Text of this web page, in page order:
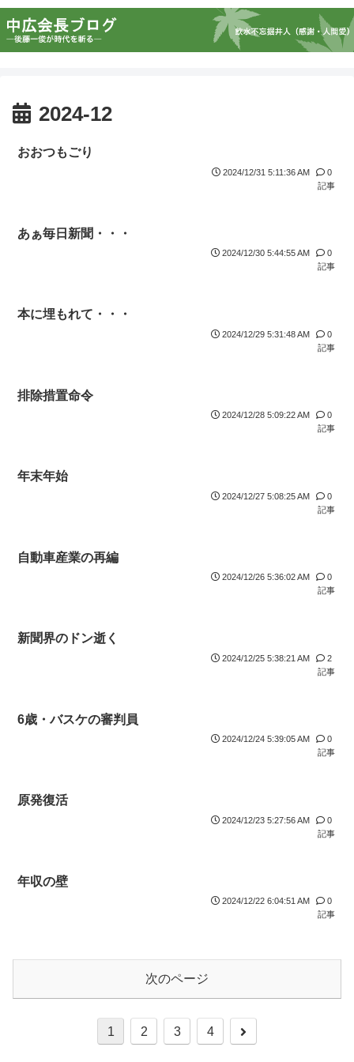
2024-12
おおつもごり
2024/12/31 5:11:36 AM
0
記事
あぁ毎日新聞・・・
2024/12/30 5:44:55 AM
0
記事
本に埋もれて・・・
2024/12/29 5:31:48 AM
0
記事
排除措置命令
2024/12/28 5:09:22 AM
0
記事
年末年始
2024/12/27 5:08:25 AM
0
記事
自動車産業の再編
2024/12/26 5:36:02 AM
0
記事
新聞界のドン逝く
2024/12/25 5:38:21 AM
2
記事
6歳・バスケの審判員
2024/12/24 5:39:05 AM
0
記事
原発復活
2024/12/23 5:27:56 AM
0
記事
年収の壁
2024/12/22 6:04:51 AM
0
記事
次のページ
1 2 3 4